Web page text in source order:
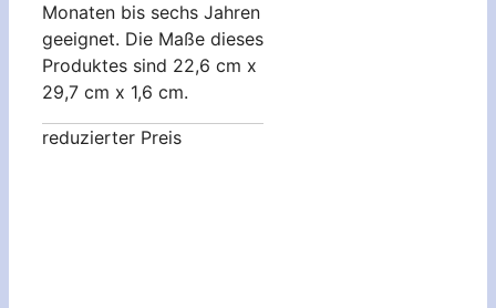
Monaten bis sechs Jahren
geeignet. Die Maße dieses
Produktes sind 22,6 cm x
29,7 cm x 1,6 cm.
reduzierter Preis